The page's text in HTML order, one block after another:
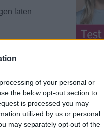
of your personal or
the below opt-out section to
is processed you may
utilized by us or personal
may separately opt-out of the
laten